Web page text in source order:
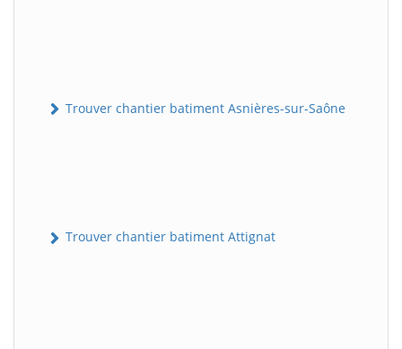
Trouver chantier batiment Asnières-sur-Saône
Trouver chantier batiment Attignat